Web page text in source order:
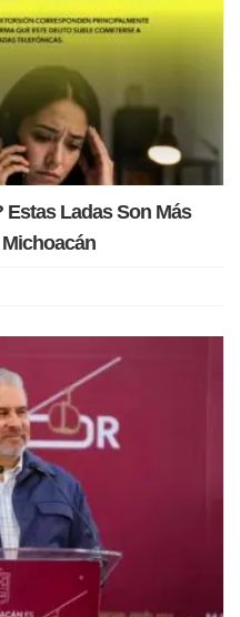
Estas Ladas Son Más